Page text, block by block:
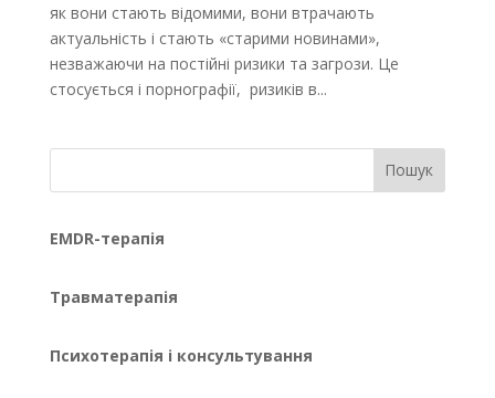
як вони стають відомими, вони втрачають
актуальність і стають «старими новинами»,
незважаючи на постійні ризики та загрози. Це
стосується і порнографії, ризиків в...
Пошук
EMDR-терапія
Травматерапія
Психотерапія і консультування